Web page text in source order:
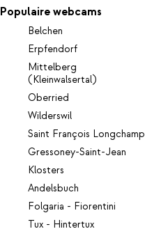
Populaire webcams
Belchen
Erpfendorf
Mittelberg
(Kleinwalsertal)
Oberried
Wilderswil
Saint François Longchamp
Gressoney-Saint-Jean
Klosters
Andelsbuch
Folgaria - Fiorentini
Tux - Hintertux